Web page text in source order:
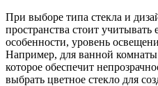
При выборе типа стекла и
пространства стоит
особенности, уровень
Например, для ванной комнаты
которое обеспечит
выбрать цветное стекло для